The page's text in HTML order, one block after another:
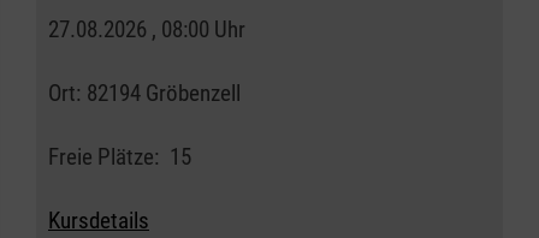
27.08.2026 , 08:00 Uhr
Ort: 82194 Gröbenzell
Freie Plätze: 15
Kursdetails